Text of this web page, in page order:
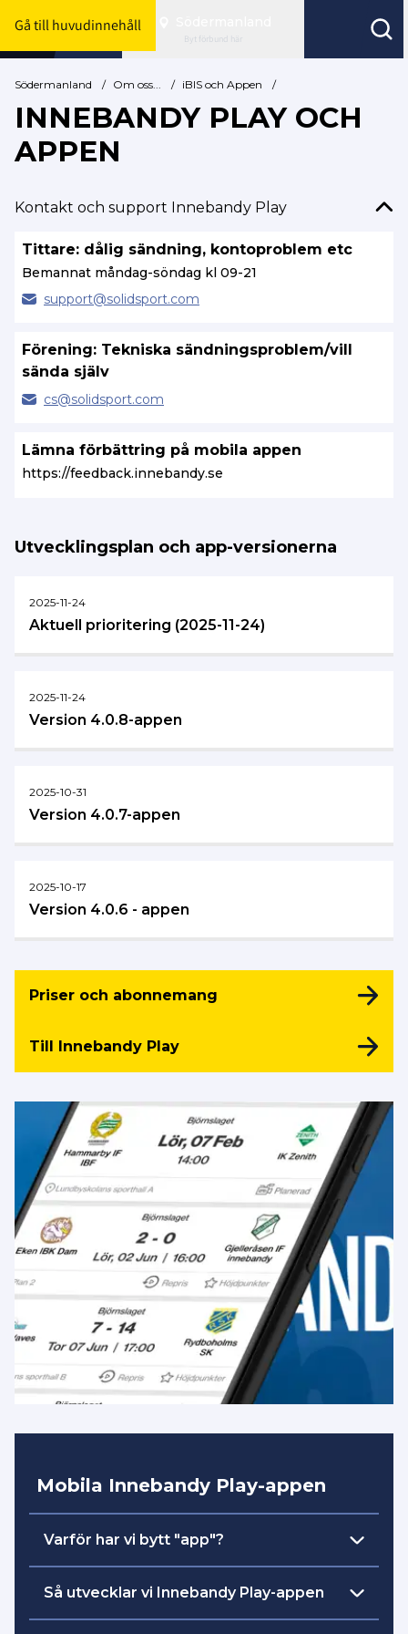
Gå till huvudinnehåll
Byt förbund här
Södermanland / Om oss... / iBIS och Appen /
INNEBANDY PLAY OCH
APPEN
Kontakt och support Innebandy Play
Tittare: dålig sändning, kontoproblem etc
Bemannat måndag-söndag kl 09-21
support@solidsport.com
Förening: Tekniska sändningsproblem/vill
sända själv
cs@solidsport.com
Lämna förbättring på mobila appen
https://feedback.innebandy.se
Utvecklingsplan och app-versionerna
2025-11-24
Aktuell prioritering (2025-11-24)
2025-11-24
Version 4.0.8-appen
2025-10-31
Version 4.0.7-appen
2025-10-17
Version 4.0.6 - appen
Priser och abonnemang
Till Innebandy Play
Mobila Innebandy Play-appen
Varför har vi bytt "app"?
Vår intention och målsättning är att
där all streaming och
Så utvecklar vi Innebandy Play-appen